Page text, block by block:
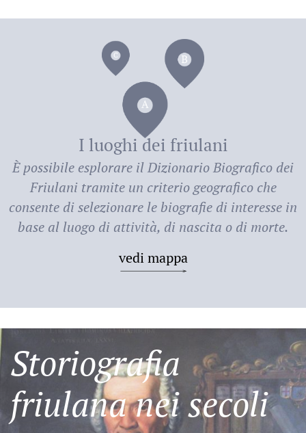
deiI luoghi dei friulani
È possibile esplorare ilDizionario Biografico dei
Friulani tramite un criterio geografico che
consente di selezionare le biografie di interesse in
base al luogo di attività, di nascita o di morte.
vedi mappa
Storiografia
friulana nei secoli